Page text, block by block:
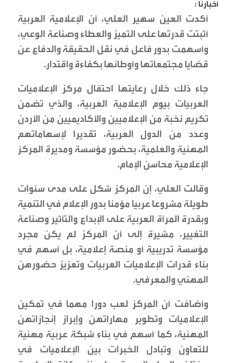
أخبارنا :
أكدت العين سهير العلي، أن الإعلامية العربية
أثبتت قدرتها على التميز والعطاء وصناعة الوعي،
وأسهمت بدور فاعل في نقل الحقيقة والدفاع عن
قضايا مجتمعاتها وأوطانها بكفاءة واقتدار.
جاء ذلك خلال رعايتها احتفال مركز الإعلاميات
العربيات بيوم الإعلامية العربية، والذي تضمن
تكريم نخبة من الإعلاميين والأكاديميين من الأردن
وعدد من الدول العربية، تقديرا لإسهاماتهم
المهنية والعلمية، بحضور مؤسسة ومديرة المركز
الإعلامية محاسن الإمام.
وقالت العلي، إن المركز شكل على مدى سنوات
طويلة مشروعا عربيا مؤمنا بدور الإعلام في التنمية
وبقدرة المرأة العربية على الإبداع والتأثير وصناعة
التغيير، مشيرة إلى أن المركز لم يكن مجرد
مؤسسة تدريبية أو منصة إعلامية، بل أسهم في
بناء قدرات الإعلاميات العربيات وتعزيز حضورهن
المهني والمعرفي.
وأضافت أن المركز لعب دورا مهما في تمكين
الإعلاميات وتطوير مهاراتهن وإبراز إنجازاتهن
المهنية، كما أسهم في بناء شبكة عربية مهنية
للتعاون وتبادل الخبرات بين الإعلاميات في